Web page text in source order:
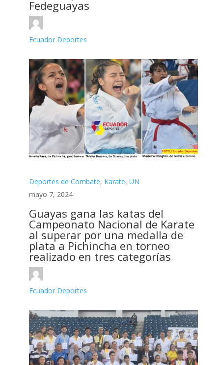
Fedeguayas
Ecuador Deportes
Deportes de Combate, Karate, UN
mayo 7, 2024
Guayas gana las katas del
Campeonato Nacional de Karate
al superar por una medalla de
plata a Pichincha en torneo
realizado en tres categorías
Ecuador Deportes